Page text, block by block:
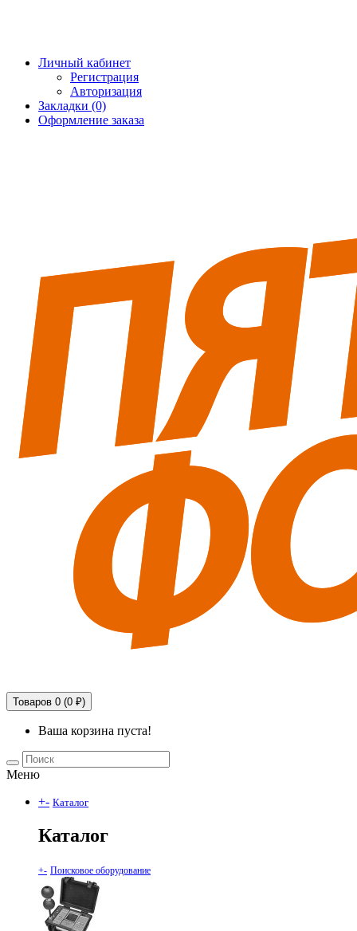
Личный кабинет
Регистрация
Авторизация
Закладки (0)
Оформление заказа
Товаров 0 (0 ₽)
Ваша корзина пуста!
Меню
+- Каталог
Каталог
+- Поисковое оборудование